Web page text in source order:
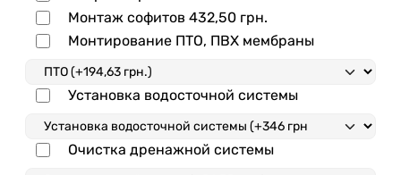
Монтаж софитов 432,50 грн.
Монтирование ПТО, ПВХ мембраны
Установка водосточной системы
Очистка дренажной системы